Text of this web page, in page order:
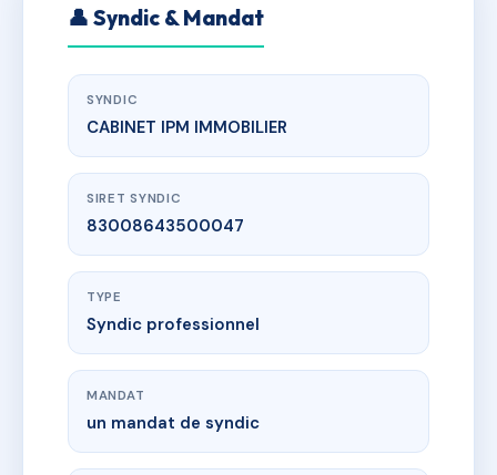
👤 Syndic & Mandat
SYNDIC
CABINET IPM IMMOBILIER
SIRET SYNDIC
83008643500047
TYPE
Syndic professionnel
MANDAT
un mandat de syndic